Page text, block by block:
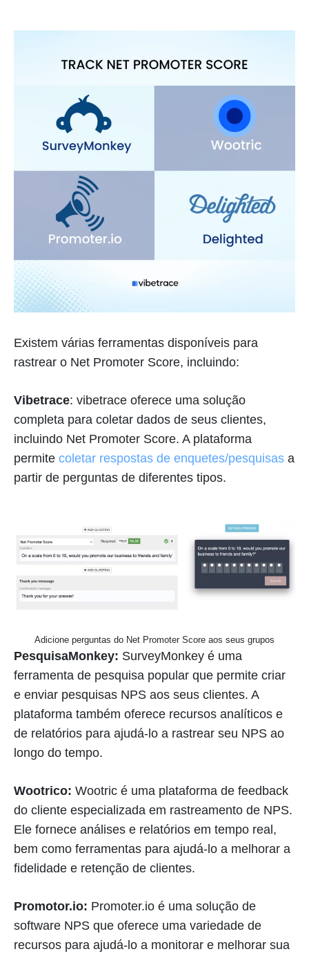
Existem várias ferramentas disponíveis para
rastrear o Net Promoter Score, incluindo:
Vibetrace: vibetrace oferece uma solução
completa para coletar dados de seus clientes,
incluindo Net Promoter Score. A plataforma
permite coletar respostas de enquetes/pesquisas a
partir de perguntas de diferentes tipos.
Adicione perguntas do Net Promoter Score aos seus grupos
PesquisaMonkey: SurveyMonkey é uma
ferramenta de pesquisa popular que permite criar
e enviar pesquisas NPS aos seus clientes. A
plataforma também oferece recursos analíticos e
de relatórios para ajudá-lo a rastrear seu NPS ao
longo do tempo.
Wootrico: Wootric é uma plataforma de feedback
do cliente especializada em rastreamento de NPS.
Ele fornece análises e relatórios em tempo real,
bem como ferramentas para ajudá-lo a melhorar a
fidelidade e retenção de clientes.
Promotor.io: Promoter.io é uma solução de
software NPS que oferece uma variedade de
recursos para ajudá-lo a monitorar e melhorar sua